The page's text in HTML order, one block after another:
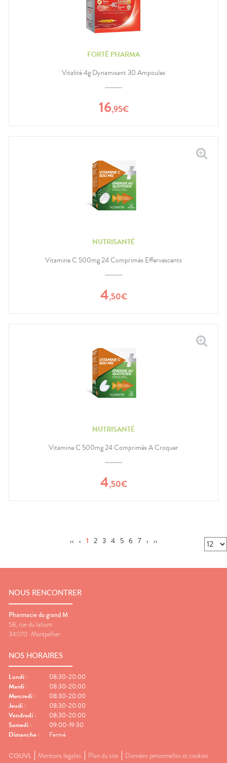
FORTÉ PHARMA
Vitalité 4g Dynamisant 30 Ampoules
16,95€
NUTRISANTÉ
Vitamine C 500mg 24 Comprimés Effervescents
4,50€
NUTRISANTÉ
Vitamine C 500mg 24 Comprimés A Croquer
4,50€
‹‹ ‹ 1 2 3 4 5 6 7 › ››
NOUS RENCONTRER
Pharmacie du grand M
58, rue du latium
34070 Montpellier
NOS HORAIRES
Lundi :
08:30-20:00
Mardi :
08:30-20:00
Mercredi :
08:30-20:00
Jeudi :
08:30-20:00
Vendredi :
08:30-20:00
Samedi :
09:00-19:30
Dimanche : Fermé
CGUVL Mentions légales Plan du site Données personnelles et cookies